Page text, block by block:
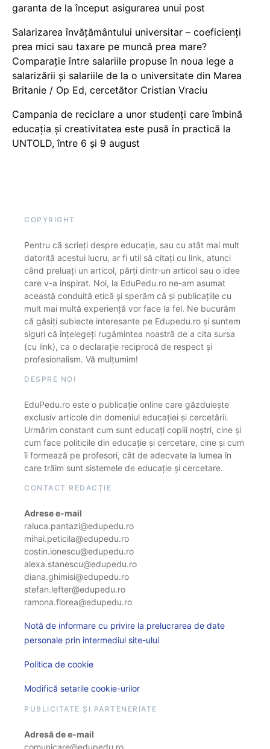
garanta de la început asigurarea unui post
Salarizarea învățământului universitar – coeficienți
prea mici sau taxare pe muncă prea mare?
Comparație între salariile propuse în noua lege a
salarizării și salariile de la o universitate din Marea
Britanie / Op Ed, cercetător Cristian Vraciu
Campania de reciclare a unor studenți care îmbină
educația și creativitatea este pusă în practică la
UNTOLD, între 6 și 9 august
COPYRIGHT
Pentru că scrieți despre educație, sau cu atât mai mult
datorită acestui lucru, ar fi util să citați cu link, atunci
când preluați un articol, părți dintr-un articol sau o idee
care v-a inspirat. Noi, la EduPedu.ro ne-am asumat
această conduită etică și sperăm că și publicațiile cu
mult mai multă experiență vor face la fel. Ne bucurăm
că găsiți subiecte interesante pe Edupedu.ro și suntem
siguri că înțelegeți rugămintea noastră de a cita sursa
(cu link), ca o declarație reciprocă de respect și
profesionalism. Vă mulțumim!
DESPRE NOI
EduPedu.ro este o publicație online care găzduiește
exclusiv articole din domeniul educației și cercetării.
Urmărim constant cum sunt educați copiii noștri, cine și
cum face politicile din educație și cercetare, cine și cum
îi formează pe profesori, cât de adecvate la lumea în
care trăim sunt sistemele de educație și cercetare.
CONTACT REDACȚIE
Adrese e-mail
raluca.pantazi@edupedu.ro
mihai.peticila@edupedu.ro
costin.ionescu@edupedu.ro
alexa.stanescu@edupedu.ro
diana.ghimisi@edupedu.ro
stefan.lefter@edupedu.ro
ramona.florea@edupedu.ro
Notă de informare cu privire la prelucrarea de date
personale prin intermediul site-ului
Politica de cookie
Modifică setarile cookie-urilor
PUBLICITATE ȘI PARTENERIATE
Adresă de e-mail
comunicare@edupedu.ro